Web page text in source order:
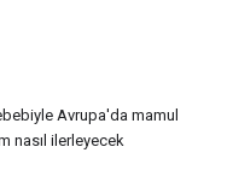
Avrupa'da mamul
nasıl ilerleyecek